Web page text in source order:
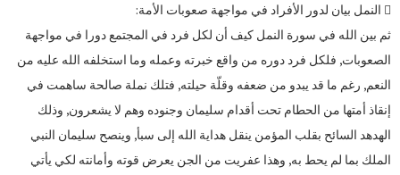
 النمل بيان لدور الأفراد في مواجهة صعوبات الأمة:
ثم بين الله في سورة النمل كيف أن لكل فرد في المجتمع دورا في مواجهة
الصعوبات, فلكل فرد دوره من واقع خبرته وعمله وما استخلفه الله عليه من
النعم, رغم ما قد يبدو من ضعفه وقلّة حيلته, فتلك نملة صالحة ساهمت في
إنقاذ أمتها من الحطام تحت أقدام سليمان وجنوده وهم لا يشعرون, وذلك
الهدهد السائح بقلب المؤمن ينقل هداية الله إلى سبأ, وينصح سليمان النبي
الملك بما لم يحط به, وهذا عفريت من الجن يعرض قوته وأمانته لكي يأتي